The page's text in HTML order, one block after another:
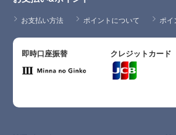
お支払い方法 ポイントについて ポイ
即時口座振替 クレジットカード